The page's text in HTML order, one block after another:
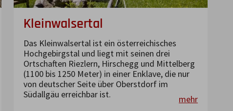
Kleinwalsertal
Das Kleinwalsertal ist ein österreichisches
Hochgebirgstal und liegt mit seinen drei
Ortschaften Riezlern, Hirschegg und Mittelberg
(1100 bis 1250 Meter) in einer Enklave, die nur
von deutscher Seite über Oberstdorf im
Südallgäu erreichbar ist.
mehr